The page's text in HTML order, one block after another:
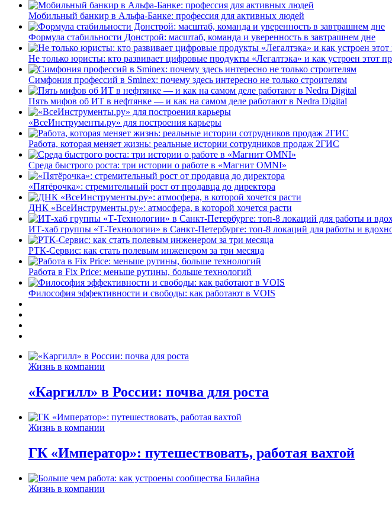
Мобильный банкир в Альфа-Банке: профессия для активных людей
Формула стабильности Донстрой: масштаб, команда и уверенность в завтрашнем дне
Не только юристы: кто развивает цифровые продукты «Легалтэка» и как устроен этот
Симфония профессий в Sminex: почему здесь интересно не только строителям
Пять мифов об ИТ в нефтянке — и как на самом деле работают в Nedra Digital
«ВсеИнструменты.ру» для построения карьеры
Работа, которая меняет жизнь: реальные истории сотрудников продаж 2ГИС
Среда быстрого роста: три истории о работе в «Магнит OMNI»
«Пятёрочка»: стремительный рост от продавца до директора
ДНК «ВсеИнструменты.ру»: атмосфера, в которой хочется расти
ИТ-хаб группы «Т-Технологии» в Санкт-Петербурге: топ-8 локаций для работы и
РТК-Сервис: как стать полевым инженером за три месяца
Работа в Fix Price: меньше рутины, больше технологий
Философия эффективности и свободы: как работают в VOIS
Жизнь в компании
«Каргилл» в России: почва для роста
Жизнь в компании
ГК «Император»: путешествовать, работая вахтой
Жизнь в компании